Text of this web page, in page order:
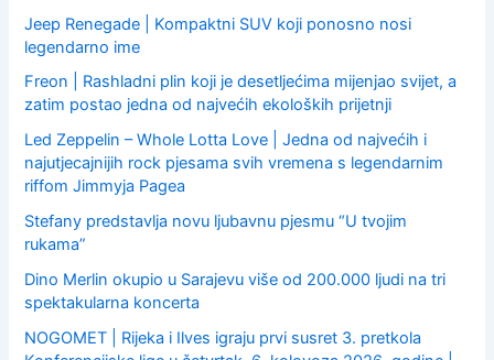
Jeep Renegade | Kompaktni SUV koji ponosno nosi
legendarno ime
Freon | Rashladni plin koji je desetljećima mijenjao svijet, a
zatim postao jedna od najvećih ekoloških prijetnji
Led Zeppelin – Whole Lotta Love | Jedna od najvećih i
najutjecajnijih rock pjesama svih vremena s legendarnim
riffom Jimmyja Pagea
Stefany predstavlja novu ljubavnu pjesmu “U tvojim
rukama”
Dino Merlin okupio u Sarajevu više od 200.000 ljudi na tri
spektakularna koncerta
NOGOMET | Rijeka i Ilves igraju prvi susret 3. pretkola